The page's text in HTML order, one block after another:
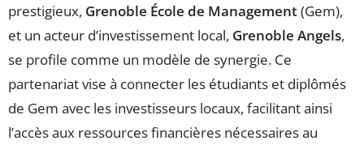
prestigieux, Grenoble École de Management(Gem),
et un acteur d’investissement local, Grenoble Angels,
se profile comme un modèle de synergie. Ce
partenariat vise à connecter les étudiants et diplômés
de Gem avec les investisseurs locaux, facilitant ainsi
l’accès aux ressources financières nécessaires au